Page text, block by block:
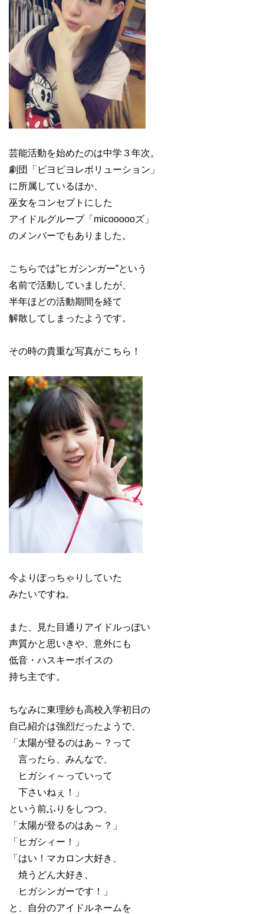
芸能活動を始めたのは中学３年次。
劇団「ピヨピヨレボリューション」
に所属しているほか、
巫女をコンセプトにした
アイドルグループ「micoooooズ」
のメンバーでもありました。
こちらでは”ヒガシンガー”という
名前で活動していましたが、
半年ほどの活動期間を経て
解散してしまったようです。
その時の貴重な写真がこちら！
今よりぽっちゃりしていた
みたいですね。
また、見た目通りアイドルっぽい
声質かと思いきや、意外にも
低音・ハスキーボイスの
持ち主です。
ちなみに東理紗も高校入学初日の
自己紹介は強烈だったようで、
「太陽が登るのはあ～？って
言ったら、みんなで、
ヒガシィ～っていって
下さいねぇ！」
という前ふりをしつつ、
「太陽が登るのはあ～？」
「ヒガシィー！」
「はい！マカロン大好き、
焼うどん大好き、
ヒガシンガーです！」
と、自分のアイドルネームを